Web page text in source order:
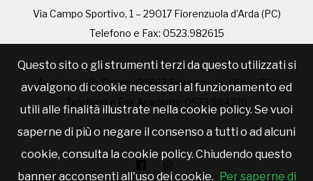
Via Campo Sportivo, 1 – 29017 Fiorenzuola d’Arda (PC)
Telefono e Fax: 0523.982615
Academy: Via Barani - 29017 Fiorenzuola d'Arda (PC)
Telefono e Fax Academy: 0523.984326
Questo sito o gli strumenti terzi da questo utilizzati si
avvalgono di cookie necessari al funzionamento ed
utili alle finalità illustrate nella cookie policy. Se vuoi
saperne di più o negare il consenso a tutti o ad alcuni
cookie, consulta la cookie policy. Chiudendo questo
banner acconsenti all'uso dei cookie. Per saperne di